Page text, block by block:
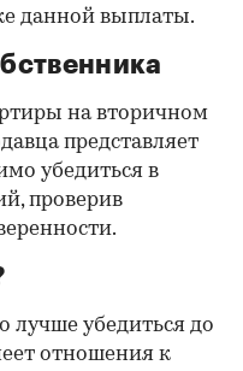
данной выплаты.
на вторичном
представляет
убедиться в
проверив
лучше убедиться до
отношения к